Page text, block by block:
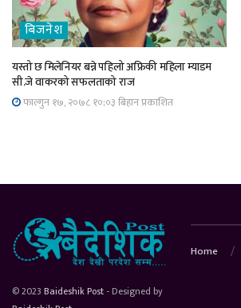
बिजनेश
यस्तो छ मिलेनियर बन्ने पहिलो अफ्रिकी महिला म्याडम
सी.जे वाकरको सफलताको राज
फाल्गुन १७, २०७८ १०;०३ बिहान प्रकाशित
© 2023 Baideshik Post - Designed by
Home